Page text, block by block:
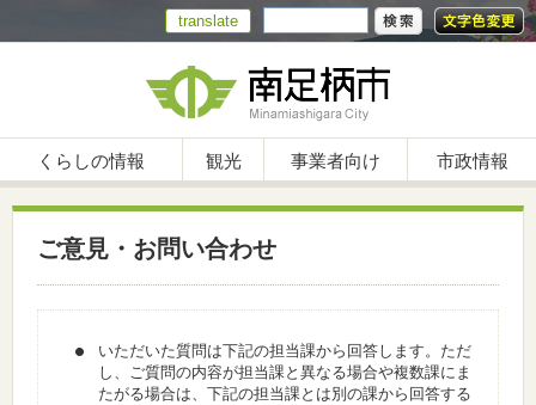
translate
くらしの情報 観光 事業者向け 市政情報
ご意見・お問い合わせ
いただいた質問は下記の担当課から回答します。ただ
し、ご質問の内容が担当課と異なる場合や複数課にま
たがる場合は、下記の担当課とは別の課から回答する